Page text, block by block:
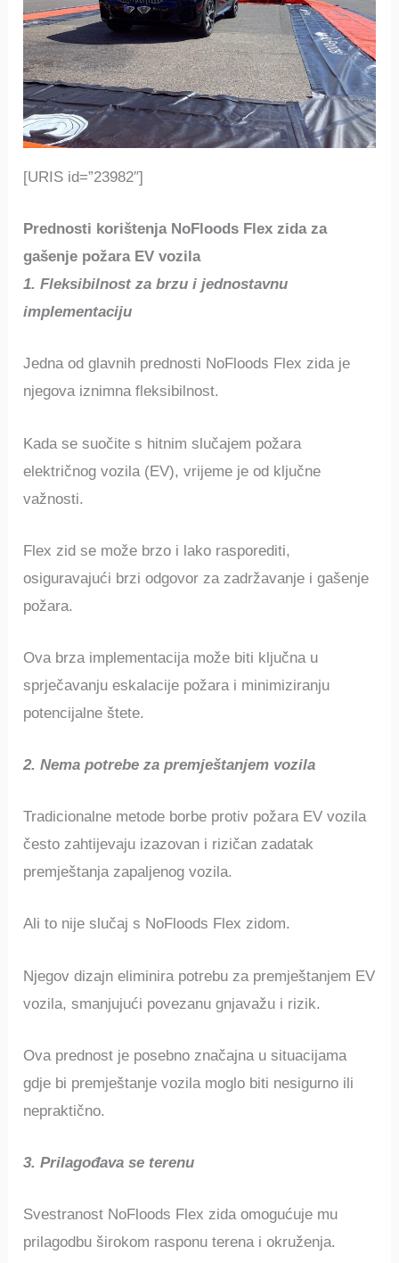
[URIS id=”23982″]
Prednosti korištenja NoFloods Flex zida za
gašenje požara EV vozila
1. Fleksibilnost za brzu i jednostavnu
implementaciju
Jedna od glavnih prednosti NoFloods Flex zida je
njegova iznimna fleksibilnost.
Kada se suočite s hitnim slučajem požara
električnog vozila (EV), vrijeme je od ključne
važnosti.
Flex zid se može brzo i lako rasporediti,
osiguravajući brzi odgovor za zadržavanje i gašenje
požara.
Ova brza implementacija može biti ključna u
sprječavanju eskalacije požara i minimiziranju
potencijalne štete.
2. Nema potrebe za premještanjem vozila
Tradicionalne metode borbe protiv požara EV vozila
često zahtijevaju izazovan i rizičan zadatak
premještanja zapaljenog vozila.
Ali to nije slučaj s NoFloods Flex zidom.
Njegov dizajn eliminira potrebu za premještanjem EV
vozila, smanjujući povezanu gnjavažu i rizik.
Ova prednost je posebno značajna u situacijama
gdje bi premještanje vozila moglo biti nesigurno ili
nepraktično.
3. Prilagođava se terenu
Svestranost NoFloods Flex zida omogućuje mu
prilagodbu širokom rasponu terena i okruženja.